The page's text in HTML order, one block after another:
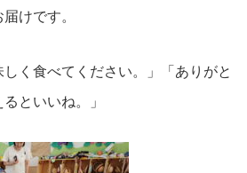
けです。
く食べてください。」「ありがと
といいね。」